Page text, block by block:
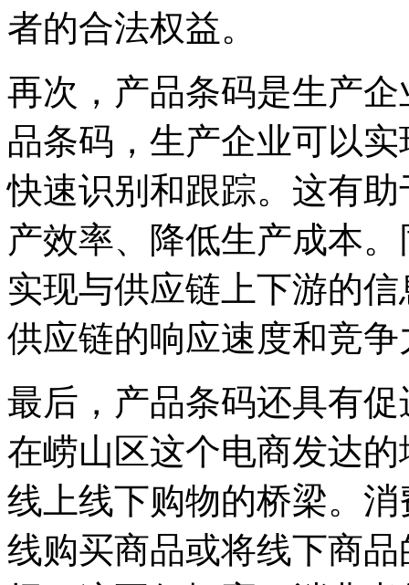
者的合法权益。
再次，产品条码是生产
品条码，生产企业可以
快速识别和跟踪。这有
产效率、降低生产成本
实现与供应链上下游的
供应链的响应速度和竞争
最后，产品条码还具有
在崂山区这个电商发达
线上线下购物的桥梁。
线购买商品或将线下商